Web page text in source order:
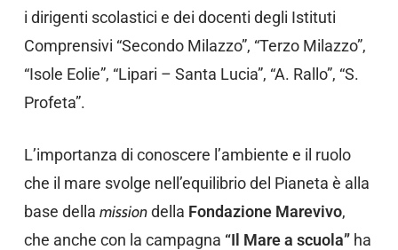
i dirigenti scolastici e dei docenti degli Istituti
Comprensivi “Secondo Milazzo”, “Terzo Milazzo”,
“Isole Eolie”, “Lipari – Santa Lucia”, “A. Rallo”, “S.
Profeta”.
L’importanza di conoscere l’ambiente e il ruolo
che il mare svolge nell’equilibrio del Pianeta è alla
base della missiondella Fondazione Marevivo,
che anche con la campagna “Il Mare a scuola”ha